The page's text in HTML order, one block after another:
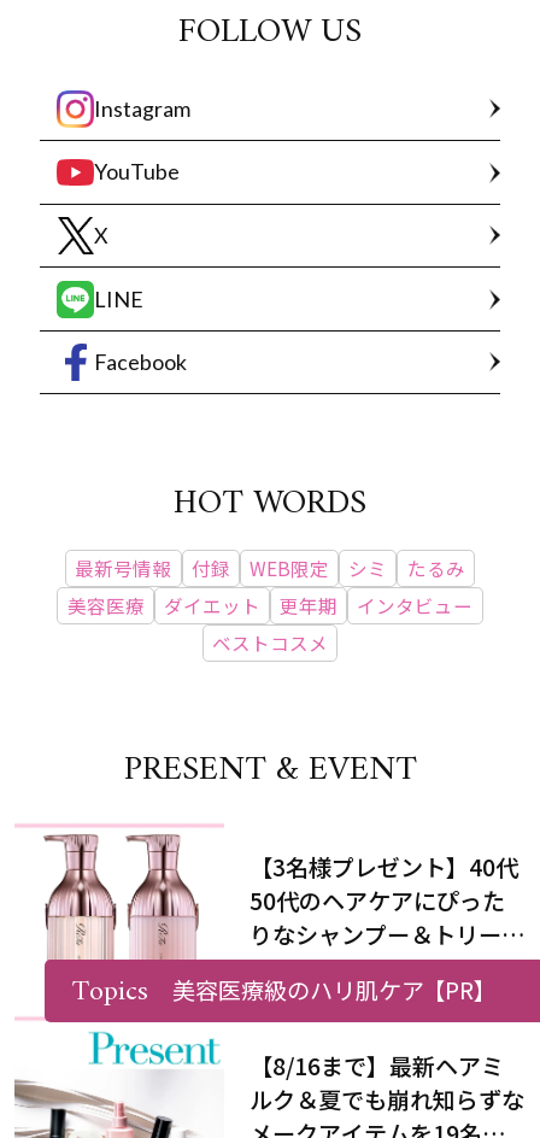
FOLLOW US
Instagram
YouTube
X
LINE
Facebook
HOT WORDS
最新号情報 付録 WEB限定 シミ
たるみ
美容医療
ダイエット 更年期
インタビュー
ベストコスメ
PRESENT & EVENT
【3名様プレゼント】40代
50代のヘアケアにぴった
りなシャンプー＆トリート
メントで、うねり悩みに対
処！
【8/16まで】最新ヘアミ
ルク＆夏でも崩れ知らずな
Topics 美容医療級のハリ肌ケア【PR】